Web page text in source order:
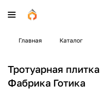
Главная Каталог
Тротуарная плитка
Фабрика Готика